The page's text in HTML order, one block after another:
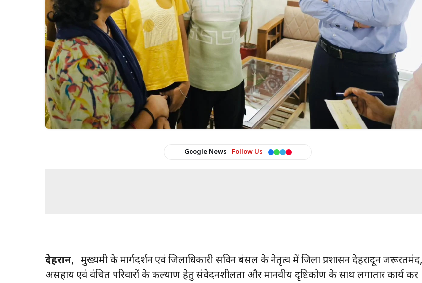
Google News Follow Us
देहरादून, मुख्यमंत्री के मार्गदर्शन एवं जिलाधिकारी सविन बंसल के नेतृत्व में जिला प्रशासन देहरादून जरूरतमंद,
असहाय एवं वंचित परिवारों के कल्याण हेतु संवेदनशीलता और मानवीय दृष्टिकोण के साथ लगातार कार्य कर